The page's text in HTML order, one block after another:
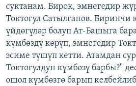
суктанам. Бирок, эмнегедир
Токтогул Сатылганов. Биринчи
үйдөгүлөр болуп Ат-Башыга
күмбөздү көрүп, эмнегедир
эсиме түшүп кетти. Атамдан
Токтогулдун күмбөзү барбы?"
ошол күмбөзгө барып